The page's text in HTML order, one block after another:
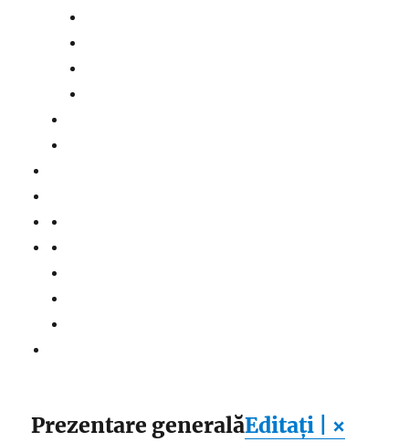
Prezentare generalăEditați | ×